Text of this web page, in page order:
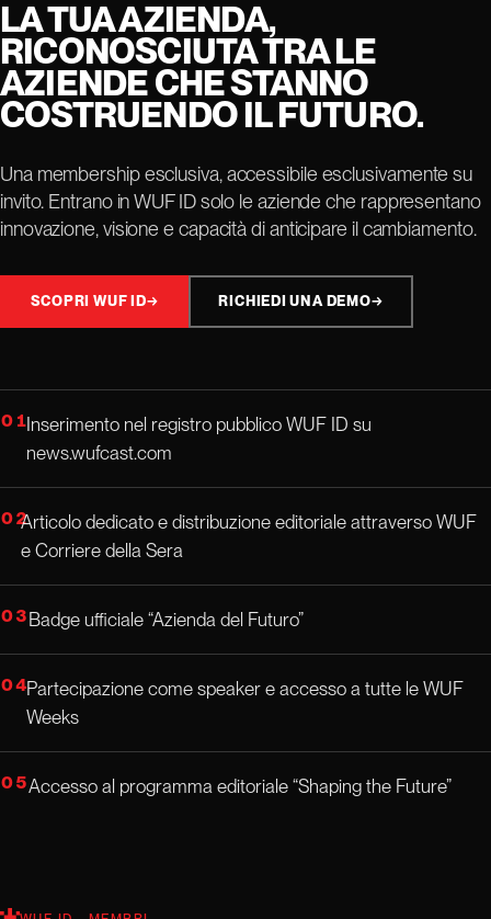
LA TUA AZIENDA,
RICONOSCIUTA TRA LE
AZIENDE CHE STANNO
COSTRUENDO IL FUTURO.
Una membership esclusiva, accessibile esclusivamente su
invito. Entrano in WUF ID solo le aziende che rappresentano
innovazione, visione e capacità di anticipare il cambiamento.
SCOPRI WUF ID→ RICHIEDI UNA DEMO→
01Inserimento nel registro pubblico WUF ID su
news.wufcast.com
02Articolo dedicato e distribuzione editoriale attraverso WUF
e Corriere della Sera
03Badge ufficiale “Azienda del Futuro”
04Partecipazione come speaker e accesso a tutte le WUF
Weeks
05Accesso al programma editoriale “Shaping the Future”